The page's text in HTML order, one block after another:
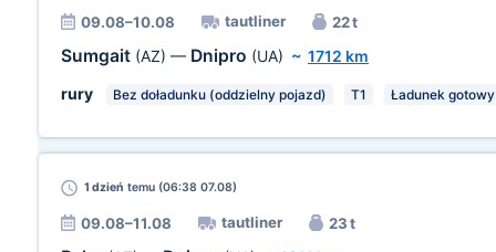
09.08–10.08 tautliner 22 t
Sumgait (AZ) — Dnipro (UA) ~ 1712 km
rury
Bez doładunku (oddzielny pojazd) T1 Ładunek gotowy
1 dzień temu (06:38 07.08)
09.08–11.08 tautliner 23 t